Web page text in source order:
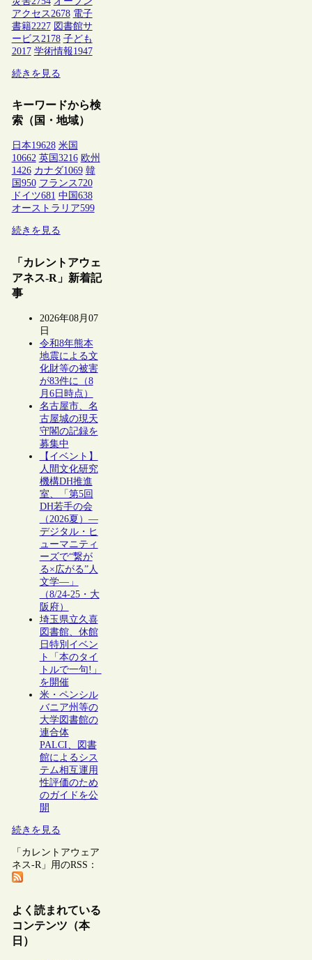
アクセス 2678 電子
書籍2227 図書館サ
ービス 2178 子ども
2017 学術情報1947
続きを見る
キーワードから検
索（国・地域）
日本19628 米国
10662 英国 3216 欧州
1426 カナダ1069 韓
国 950 フランス 720
ドイツ681 中国 638
オーストラリア599
続きを見る
「カレントアウェ
アネス-R」新着記
事
2026年08月07
日
令和8年熊本
地震による文
化財等の被害
が83件に（8
月6日時点）
名古屋市、名
古屋城の現天
守閣の記録を
募集中
【イベント】
人間文化研究
機構DH推進
室、「第5回
DH若手の会
（2026夏）―
デジタル・ヒ
ューマニティ
ーズで“繋が
る×広がる”人
文学―」
（8/24-25・大
阪府）
埼玉県立久喜
図書館、休館
日特別イベン
ト「本のタイ
トルで一句!」
を開催
米・ペンシル
バニア州等の
大学図書館の
連合体
PALCI、図書
館によるシス
テム相互運用
性評価のため
のガイドを公
開
続きを見る
「カレントアウェア
ネス-R」用のRSS：
よく読まれている
コンテンツ（本
日）